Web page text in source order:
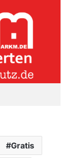
Gratis